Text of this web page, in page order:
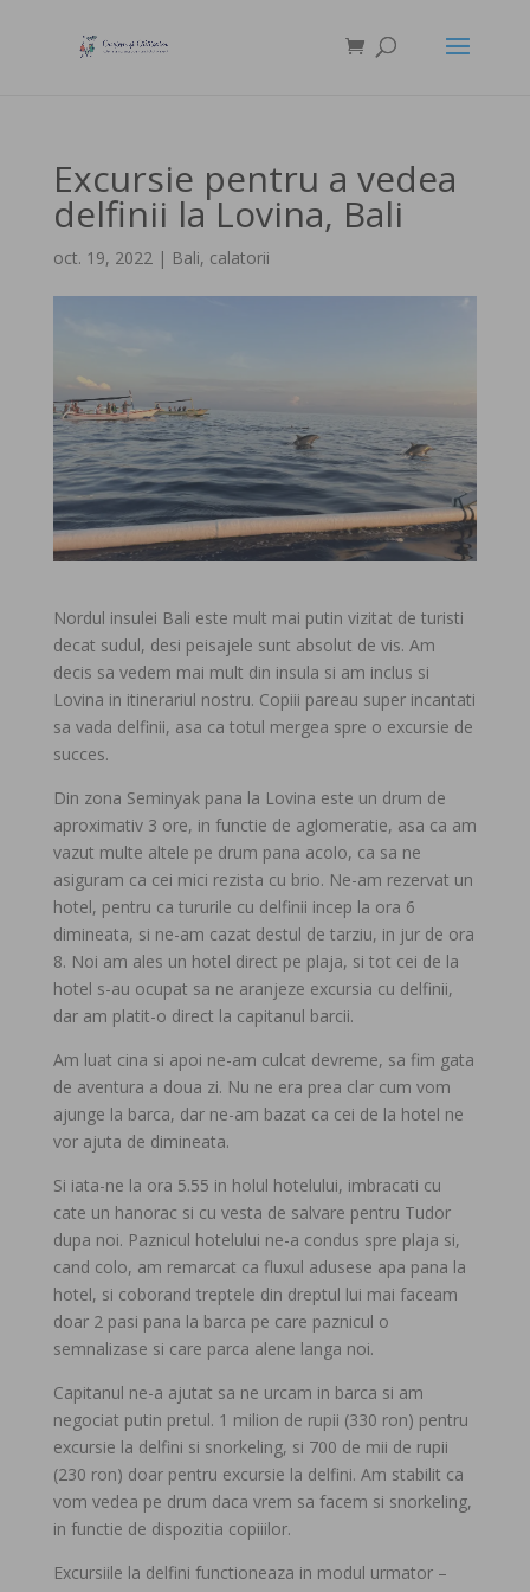
Excursie pentru a vedea
delfinii la Lovina, Bali
oct. 19, 2022| Bali, calatorii
Nordul insulei Bali este mult mai putin vizitat de turisti
decat sudul, desi peisajele sunt absolut de vis. Am
decis sa vedem mai mult din insula si am inclus si
Lovina in itinerariul nostru. Copiii pareau super incantati
sa vada delfinii, asa ca totul mergea spre o excursie de
succes.
Din zona Seminyak pana la Lovina este un drum de
aproximativ 3 ore, in functie de aglomeratie, asa ca am
vazut multe altele pe drum pana acolo, ca sa ne
asiguram ca cei mici rezista cu brio. Ne-am rezervat un
hotel, pentru ca tururile cu delfinii incep la ora 6
dimineata, si ne-am cazat destul de tarziu, in jur de ora
8. Noi am ales un hotel direct pe plaja, si tot cei de la
hotel s-au ocupat sa ne aranjeze excursia cu delfinii,
dar am platit-o direct la capitanul barcii.
Am luat cina si apoi ne-am culcat devreme, sa fim gata
de aventura a doua zi. Nu ne era prea clar cum vom
ajunge la barca, dar ne-am bazat ca cei de la hotel ne
vor ajuta de dimineata.
Si iata-ne la ora 5.55 in holul hotelului, imbracati cu
cate un hanorac si cu vesta de salvare pentru Tudor
dupa noi. Paznicul hotelului ne-a condus spre plaja si,
cand colo, am remarcat ca fluxul adusese apa pana la
hotel, si coborand treptele din dreptul lui mai faceam
doar 2 pasi pana la barca pe care paznicul o
semnalizase si care parca alene langa noi.
Capitanul ne-a ajutat sa ne urcam in barca si am
negociat putin pretul. 1 milion de rupii (330 ron) pentru
excursie la delfini si snorkeling, si 700 de mii de rupii
(230 ron) doar pentru excursie la delfini. Am stabilit ca
vom vedea pe drum daca vrem sa facem si snorkeling,
in functie de dispozitia copiiilor.
Excursiile la delfini functioneaza in modul urmator –